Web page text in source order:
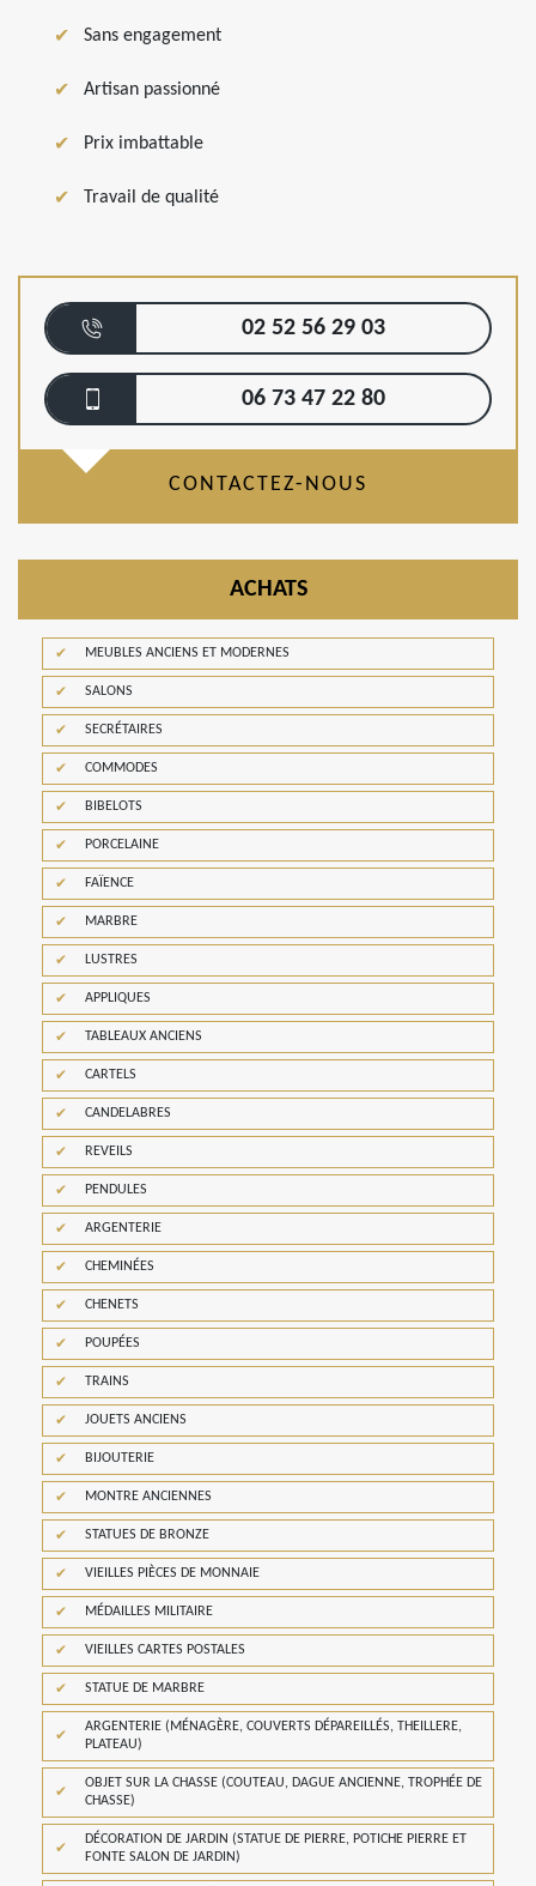
Sans engagement
Artisan passionné
Prix imbattable
Travail de qualité
02 52 56 29 03
06 73 47 22 80
CONTACTEZ-NOUS
ACHATS
MEUBLES ANCIENS ET MODERNES
SALONS
SECRÉTAIRES
COMMODES
BIBELOTS
PORCELAINE
FAÏENCE
MARBRE
LUSTRES
APPLIQUES
TABLEAUX ANCIENS
CARTELS
CANDELABRES
REVEILS
PENDULES
ARGENTERIE
CHEMINÉES
CHENETS
POUPÉES
TRAINS
JOUETS ANCIENS
BIJOUTERIE
MONTRE ANCIENNES
STATUES DE BRONZE
VIEILLES PIÈCES DE MONNAIE
MÉDAILLES MILITAIRE
VIEILLES CARTES POSTALES
STATUE DE MARBRE
ARGENTERIE (MÉNAGÈRE, COUVERTS DÉPAREILLÉS, THEILLERE,
PLATEAU)
OBJET SUR LA CHASSE (COUTEAU, DAGUE ANCIENNE, TROPHÉE DE
CHASSE)
DÉCORATION DE JARDIN (STATUE DE PIERRE, POTICHE PIERRE ET
FONTE SALON DE JARDIN)